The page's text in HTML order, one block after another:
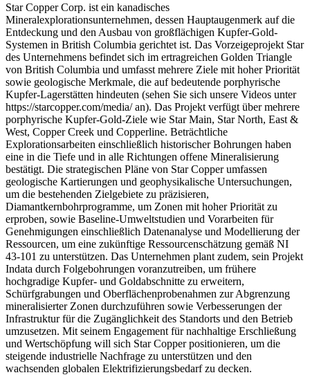
Star Copper Corp. ist ein kanadisches
Mineralexplorationsunternehmen, dessen Hauptaugenmerk auf die
Entdeckung und den Ausbau von großflächigen Kupfer-Gold-
Systemen in British Columbia gerichtet ist. Das Vorzeigeprojekt Star
des Unternehmens befindet sich im ertragreichen Golden Triangle
von British Columbia und umfasst mehrere Ziele mit hoher Priorität
sowie geologische Merkmale, die auf bedeutende porphyrische
Kupfer-Lagerstätten hindeuten (sehen Sie sich unsere Videos unter
https://starcopper.com/media/ an). Das Projekt verfügt über mehrere
porphyrische Kupfer-Gold-Ziele wie Star Main, Star North, East &
West, Copper Creek und Copperline. Beträchtliche
Explorationsarbeiten einschließlich historischer Bohrungen haben
eine in die Tiefe und in alle Richtungen offene Mineralisierung
bestätigt. Die strategischen Pläne von Star Copper umfassen
geologische Kartierungen und geophysikalische Untersuchungen,
um die bestehenden Zielgebiete zu präzisieren,
Diamantkernbohrprogramme, um Zonen mit hoher Priorität zu
erproben, sowie Baseline-Umweltstudien und Vorarbeiten für
Genehmigungen einschließlich Datenanalyse und Modellierung der
Ressourcen, um eine zukünftige Ressourcenschätzung gemäß NI
43-101 zu unterstützen. Das Unternehmen plant zudem, sein Projekt
Indata durch Folgebohrungen voranzutreiben, um frühere
hochgradige Kupfer- und Goldabschnitte zu erweitern,
Schürfgrabungen und Oberflächenprobenahmen zur Abgrenzung
mineralisierter Zonen durchzuführen sowie Verbesserungen der
Infrastruktur für die Zugänglichkeit des Standorts und den Betrieb
umzusetzen. Mit seinem Engagement für nachhaltige Erschließung
und Wertschöpfung will sich Star Copper positionieren, um die
steigende industrielle Nachfrage zu unterstützen und den
wachsenden globalen Elektrifizierungsbedarf zu decken.